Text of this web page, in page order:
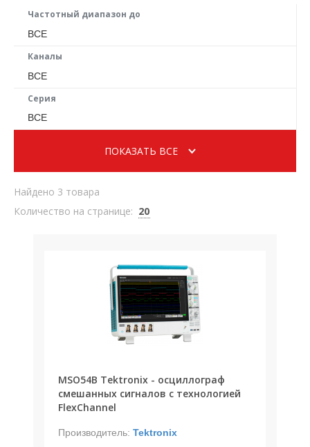
Частотный диапазон до
ВСЕ
Каналы
ВСЕ
Серия
ВСЕ
ПОКАЗАТЬ ВСЕ
Найдено 3 товара
Количество на странице: 20
MSO54B Tektronix - осциллограф
смешанных сигналов с технологией
FlexChannel
Производитель: Tektronix